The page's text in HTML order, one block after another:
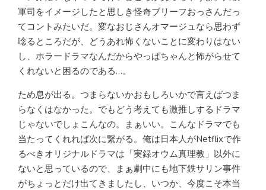
軍司をイメージしたと思しき怪奇ブリーフおっさんだっ
てコントみたいだ。変なおじさんオマージュなら思わず
唸るところだが、どうあれ怖くないことに変わりはない
し、ホラードラマなんだからやっぱちゃんと怖がらせて
くれないと困るのである…。
ため息が出る。つまらないかおもしろいかで言えばつま
らなくはなかった。でもどう考えても激推しするドラマ
じゃないでしょこんなの。まぁいい。こんなドラマでも
当たってくれれば次に繋がる。俺は日本人がNetflixで作
るべきオリジナルドラマは「実録オウム真理教」以外に
ないと思っているので、まぁ劇中にも地下鉄サリン事件
がちょっとだけ出てきましたし、いつか、今度こそ本当